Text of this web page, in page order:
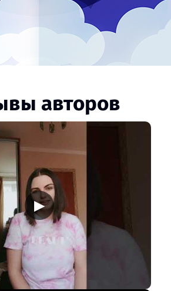
авторов
▶